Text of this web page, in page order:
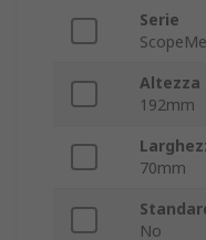
Serie
Altezza
192mm
70mm
No